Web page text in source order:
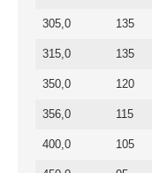
305,0 135
315,0 135
350,0 120
356,0 115
400,0 105